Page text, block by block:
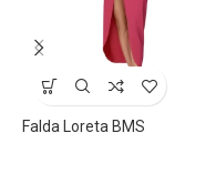
Falda Loreta BMS